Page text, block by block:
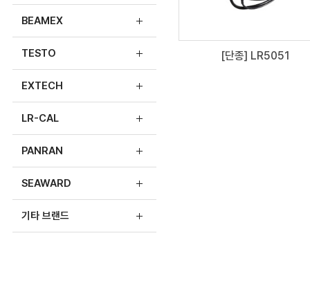
BEAMEX
TESTO
EXTECH
LR-CAL
PANRAN
SEAWARD
기타 브랜드
[단종] LR5051